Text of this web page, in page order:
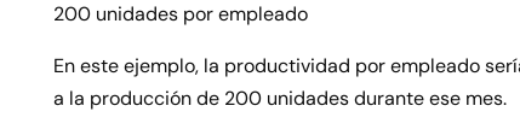
200 unidades por empleado
En este ejemplo, la productividad por empleado
a la producción de 200 unidades durante ese mes.